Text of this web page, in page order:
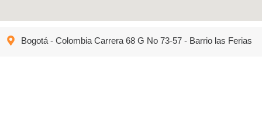
Bogotá - Colombia Carrera 68 G No 73-57 - Barrio las Ferias